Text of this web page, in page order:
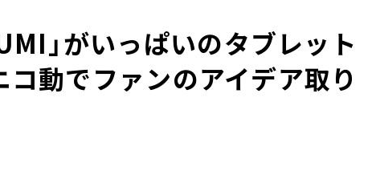
」がいっぱいのタブレット
動でファンのアイデア取り